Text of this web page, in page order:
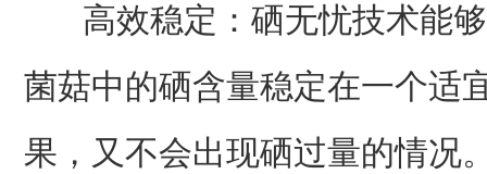
高效稳定：硒无忧技术能够
菌菇中的硒含量稳定在一个适
果，又不会出现硒过量的情况